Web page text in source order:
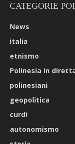
CATEGORIE
News
italia
etnismo
Polinesia in
polinesiani
geopolitica
curdi
autonomismo